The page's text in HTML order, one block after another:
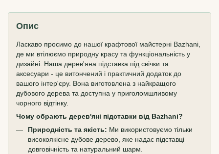
Опис
Ласкаво просимо до нашої крафтової майстерні Bazhani,
де ми втілюємо природну красу та функціональність у
дизайні. Наша дерев'яна підставка під свічки та
аксесуари - це витончений і практичний додаток до
вашого інтер'єру. Вона виготовлена з найкращого
дубового дерева та доступна у приголомшливому
чорного відтінку.
Чому обрають дерев'яні підставки від Bazhani?
Природність та якість: Ми використовуємо тільки
високоякісне дубове дерево, яке надає підставці
довговічність та натуральний шарм.